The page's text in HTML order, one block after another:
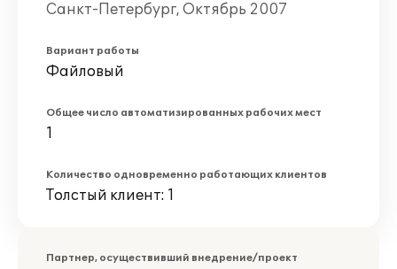
Санкт-Петербург, Октябрь 2007
Вариант работы
Файловый
Общее число автоматизированных рабочих мест
1
Количество одновременно работающих клиентов
Толстый клиент: 1
Партнер, осуществивший внедрение/проект